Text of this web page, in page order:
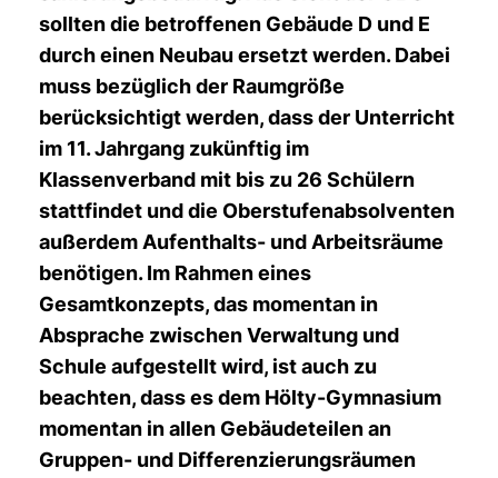
sollten die betroffenen Gebäude D und E
durch einen Neubau ersetzt werden. Dabei
muss bezüglich der Raumgröße
berücksichtigt werden, dass der Unterricht
im 11. Jahrgang zukünftig im
Klassenverband mit bis zu 26 Schülern
stattfindet und die Oberstufenabsolventen
außerdem Aufenthalts- und Arbeitsräume
benötigen. Im Rahmen eines
Gesamtkonzepts, das momentan in
Absprache zwischen Verwaltung und
Schule aufgestellt wird, ist auch zu
beachten, dass es dem Hölty-Gymnasium
momentan in allen Gebäudeteilen an
Gruppen- und Differenzierungsräumen